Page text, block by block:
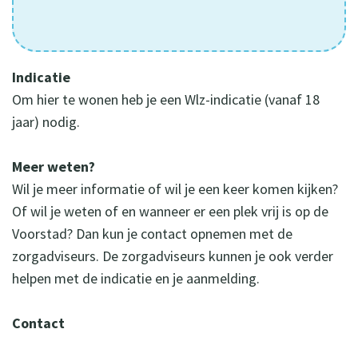
Indicatie
Om hier te wonen heb je een Wlz-indicatie (vanaf 18
jaar) nodig.
Meer weten?
Wil je meer informatie of wil je een keer komen kijken?
Of wil je weten of en wanneer er een plek vrij is op de
Voorstad? Dan kun je contact opnemen met de
zorgadviseurs. De zorgadviseurs kunnen je ook verder
helpen met de indicatie en je aanmelding.
Contact